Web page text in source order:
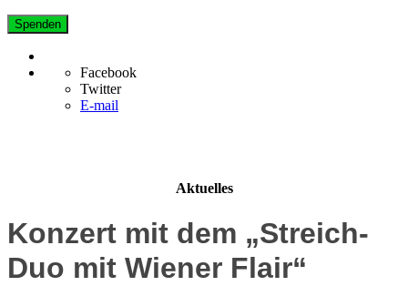
Spenden
Facebook
Twitter
E-mail
Aktuelles
Konzert mit dem „Streich-
Duo mit Wiener Flair“